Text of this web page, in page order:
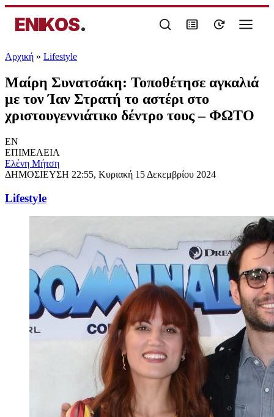
ENIKOS.
Αρχική » Lifestyle
Μαίρη Συνατσάκη: Τοποθέτησε αγκαλιά
με τον Ίαν Στρατή το αστέρι στο
χριστουγεννιάτικο δέντρο τους – ΦΩΤΟ
EN
ΕΠΙΜΕΛΕΙΑ
Eλένη Μήτση
ΔΗΜΟΣΙΕΥΣΗ 22:55, Κυριακή 15 Δεκεμβρίου 2024
Lifestyle